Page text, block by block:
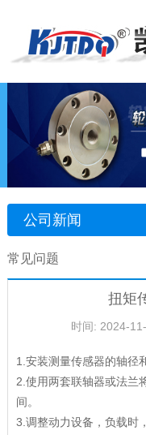
公司新闻
常见问题
扭矩
时间: 2024-
1.安装测量传感器的轴径
2.使用两套联轴器或法兰
间。
3.调整动力设备，负载时